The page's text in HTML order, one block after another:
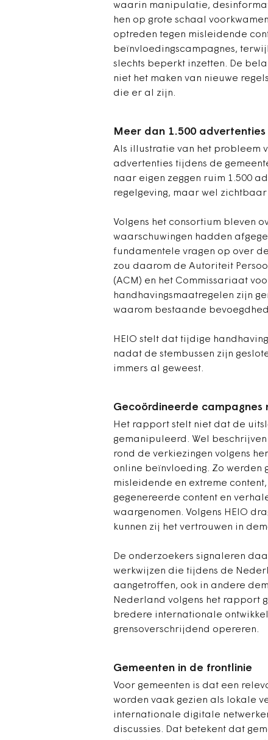
waarin manipulatie,
hen op grote schaal
optreden tegen misleidende
beïnvloedingscampagnes,
slechts beperkt inzetten. De
niet het maken van nieuwe
die er al zijn.
Meer dan 1.500 advertenties
Als illustratie van het probleem
advertenties tijdens de
naar eigen zeggen ruim 1.500
regelgeving, maar wel
Volgens het consortium bleven
waarschuwingen hadden
fundamentele vragen op over
zou daarom de Autoriteit
(ACM) en het Commissariaat
handhavingsmaatregelen zijn
waarom bestaande
HEIO stelt dat tijdige
nadat de stembussen zijn
immers al geweest.
Gecoördineerde campagnes
Het rapport stelt niet dat de
gemanipuleerd. Wel
rond de verkiezingen volgens
online beïnvloeding. Zo werden
misleidende en extreme
gegenereerde content en
waargenomen. Volgens HEIO
kunnen zij het vertrouwen in
De onderzoekers signaleren
werkwijzen die tijdens de
aangetroffen, ook in andere
Nederland volgens het rapport
bredere internationale
grensoverschrijdend opereren.
Gemeenten in de frontlinie
Voor gemeenten is dat een
worden vaak gezien als lokale
internationale digitale
discussies. Dat betekent dat